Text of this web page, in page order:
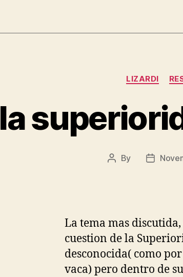
LIZARDI
la
Post
By
Post
La tema mas
cuestion de la
desconocida( como
vaca) pero dentro de